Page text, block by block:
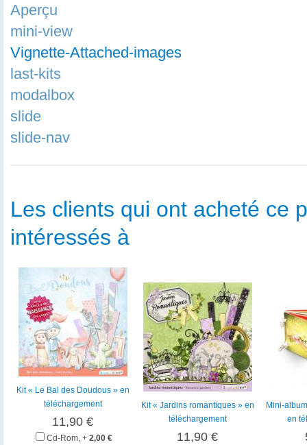
Aperçu
mini-view
Vignette-Attached-images
last-kits
modalbox
slide
slide-nav
Les clients qui ont acheté ce
intéressés à
Kit « Le Bal des Doudous » en
téléchargement
11,90 €
Cd-Rom, + 2,00 €
Kit « Jardins romantiques » en
téléchargement
11,90 €
Mini-
en